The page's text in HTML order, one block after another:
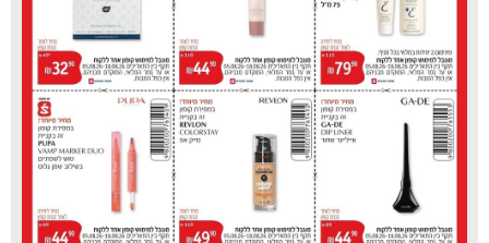
בתהליך הפיתוח הכביר של האזור, בהרחקת המזהמים
ממפרץ חיפה ובשדרוג איכות החיים של תושביו.
התוכנית שואפת ליצור חיבור אורבני רציף בין הקריות
לעיר חיפה, עם תכנון מקיף של יחידות דיור, שטחי
תעסוקה, תעשייה, ניהול הנגר ושטחים פתוחים.
הפרויקט יחזק את אזור המפרץ וימצב אותו כמטרופולין
מוביל, איכותי ובר קיימא. החלטת החלופות העקרונית